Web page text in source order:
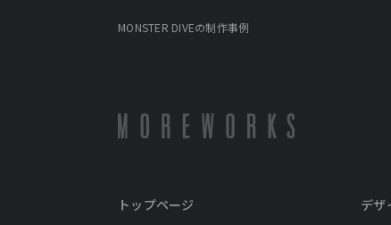
MONSTER DIVEの制作事例
トップページ デザ